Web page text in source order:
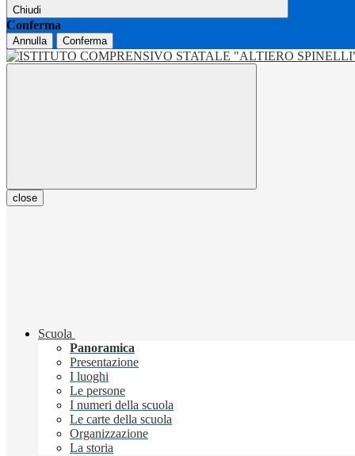
Chiudi
Conferma
Annulla Conferma
close
Scuola
Panoramica
Presentazione
I luoghi
Le persone
I numeri della scuola
Le carte della scuola
Organizzazione
La storia